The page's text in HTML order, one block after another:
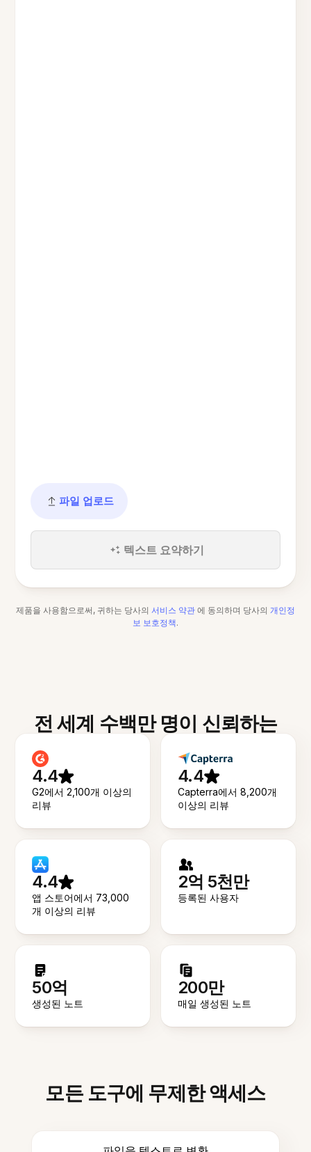
파일 업로드
텍스트 요약하기
제품을 사용함으로써, 귀하는 당사의 서비스 약관 에 동의하며 당사의 개인정
보 보호정책.
전 세계 수백만 명이 신뢰하는
4.4
G2에서 2,100개 이상의
리뷰
4.4
Capterra에서 8,200개
이상의 리뷰
4.4
앱 스토어에서 73,000
개 이상의 리뷰
2억 5천만
등록된 사용자
50억
생성된 노트
200만
매일 생성된 노트
모든 도구에 무제한 액세스